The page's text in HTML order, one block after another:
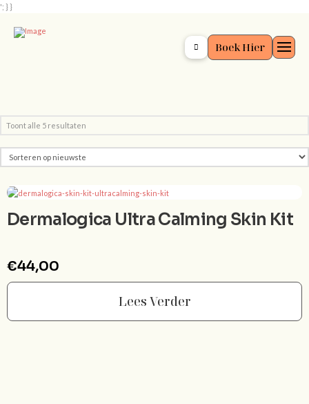
'; } }
Boek Hier
Toont alle 5 resultaten
Dermalogica Ultra Calming Skin Kit
€44,00
Lees Verder